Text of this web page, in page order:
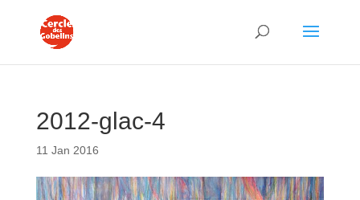
2012-glac-4
11 Jan 2016